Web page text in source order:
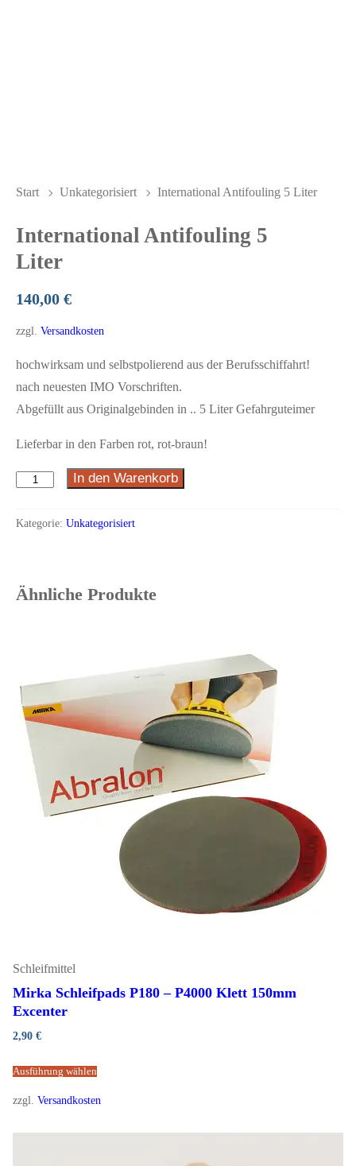
Start Unkategorisiert International Antifouling 5 Liter
International Antifouling 5
Liter
140,00 €
zzgl. Versandkosten
hochwirksam und selbstpolierend aus der Berufsschiffahrt!
nach neuesten IMO Vorschriften.
Abgefüllt aus Originalgebinden in .. 5 Liter Gefahrguteimer
Lieferbar in den Farben rot, rot-braun!
International
5
In den Warenkorb
Kategorie: Unkategorisiert
Ähnliche Produkte
Schleifmittel
Mirka Schleifpads P180 – P4000 Klett 150mm
Excenter
2,90 €
Ausführung wählen
zzgl. Versandkosten